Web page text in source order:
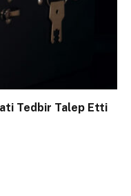
Tedbir Talep Etti